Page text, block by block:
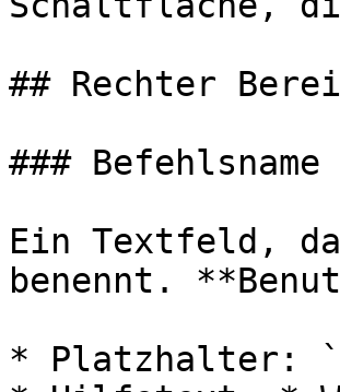
## Rechter
### Befehlsname
Ein Textfeld,
benennt.
* Platzhalter: